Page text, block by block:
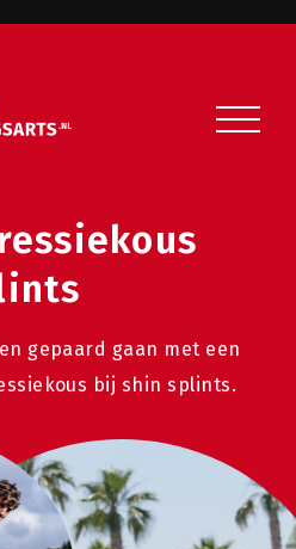
gepaard gaan met een
bij shin splints.